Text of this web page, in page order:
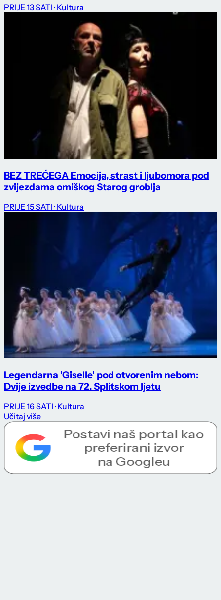
PRIJE 13 SATI · Kultura
BEZ TREĆEGA Emocija, strast i ljubomora pod
zvijezdama omiškog Starog groblja
PRIJE 15 SATI · Kultura
Legendarna 'Giselle' pod otvorenim nebom:
Dvije izvedbe na 72. Splitskom ljetu
PRIJE 16 SATI · Kultura
Učitaj više